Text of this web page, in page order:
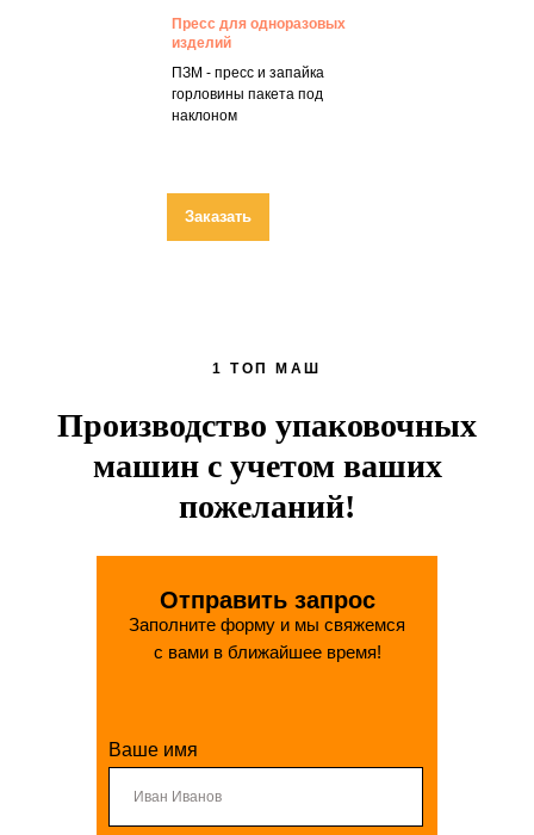
Пресс для одноразовых
изделий
ПЗМ - пресс и запайка
горловины пакета под
наклоном
Заказать
1 ТОП МАШ
Производство упаковочных
машин с учетом ваших
пожеланий!
Ваше имя
Отправить запрос
Заполните форму и мы свяжемся
с вами в ближайшее время!